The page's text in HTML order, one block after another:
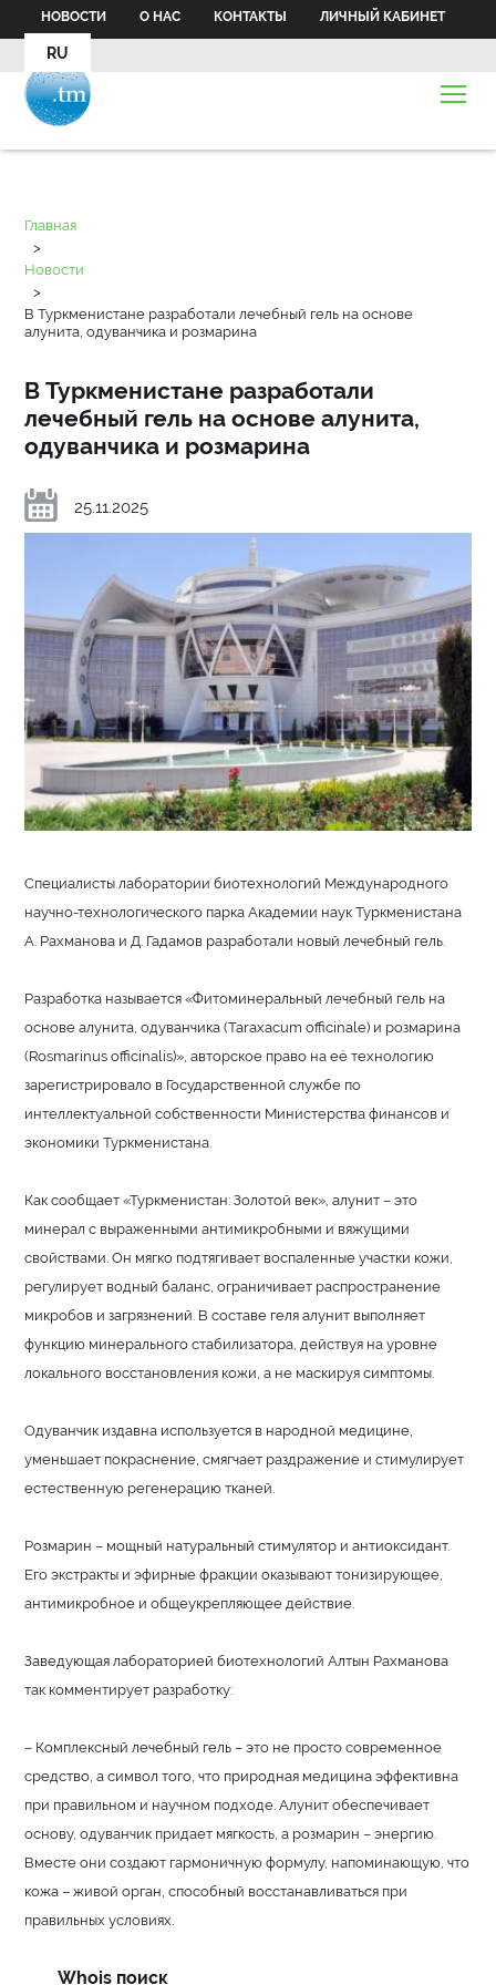
НОВОСТИ О НАС КОНТАКТЫ ЛИЧНЫЙ КАБИНЕТ
RU
Главная
>
Новости
>
В Туркменистане разработали лечебный гель на основе
алунита, одуванчика и розмарина
В Туркменистане разработали
лечебный гель на основе алунита,
одуванчика и розмарина
25.11.2025
Специалисты лаборатории биотехнологий Международного
научно-технологического парка Академии наук Туркменистана
А. Рахманова и Д. Гадамов разработали новый лечебный гель.
Разработка называется «Фитоминеральный лечебный гель на
основе алунита, одуванчика (Taraxacum officinale) и розмарина
(Rosmarinus officinalis)», авторское право на её технологию
зарегистрировало в Государственной службе по
интеллектуальной собственности Министерства финансов и
экономики Туркменистана.
Как сообщает «Туркменистан: Золотой век», алунит – это
минерал с выраженными антимикробными и вяжущими
свойствами. Он мягко подтягивает воспаленные участки кожи,
регулирует водный баланс, ограничивает распространение
микробов и загрязнений. В составе геля алунит выполняет
функцию минерального стабилизатора, действуя на уровне
локального восстановления кожи, а не маскируя симптомы.
Одуванчик издавна используется в народной медицине,
уменьшает покраснение, смягчает раздражение и стимулирует
естественную регенерацию тканей.
Розмарин – мощный натуральный стимулятор и антиоксидант.
Его экстракты и эфирные фракции оказывают тонизирующее,
антимикробное и общеукрепляющее действие.
Заведующая лабораторией биотехнологий Алтын Рахманова
так комментирует разработку:
– Комплексный лечебный гель – это не просто современное
средство, а символ того, что природная медицина эффективна
при правильном и научном подходе. Алунит обеспечивает
основу, одуванчик придает мягкость, а розмарин – энергию.
Вместе они создают гармоничную формулу, напоминающую, что
кожа – живой орган, способный восстанавливаться при
правильных условиях.
Whois поиск